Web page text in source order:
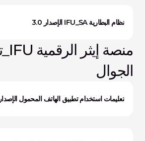
نظام البطارية IFU_SA الإصدار 3.0
الجوال
تعليمات استخدام تطبيق الهاتف المحمول الإصدار 8.0